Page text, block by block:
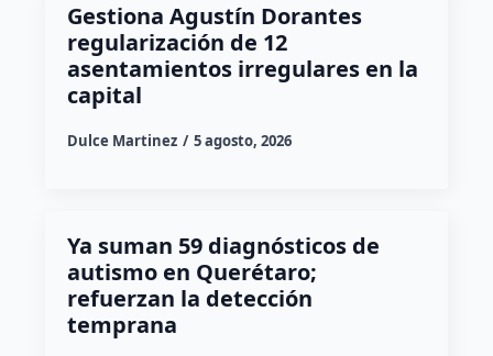
Gestiona Agustín Dorantes
regularización de 12
asentamientos irregulares en la
capital
Dulce Martinez 5 agosto, 2026
Ya suman 59 diagnósticos de
autismo en Querétaro;
refuerzan la detección
temprana